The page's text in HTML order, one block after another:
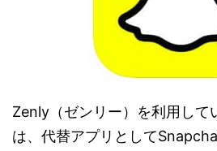
Zenly（ゼンリー）を利用して
は、代替アプリとして